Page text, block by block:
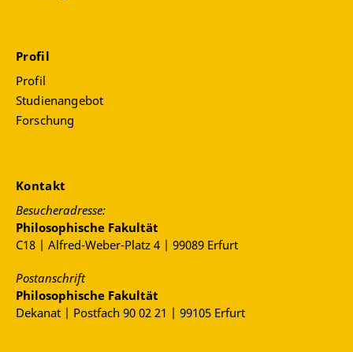
Profil
Profil
Studienangebot
Forschung
Kontakt
Besucheradresse:
Philosophische Fakultät
C18 | Alfred-Weber-Platz 4 | 99089 Erfurt
Postanschrift
Philosophische Fakultät
Dekanat | Postfach 90 02 21 | 99105 Erfurt